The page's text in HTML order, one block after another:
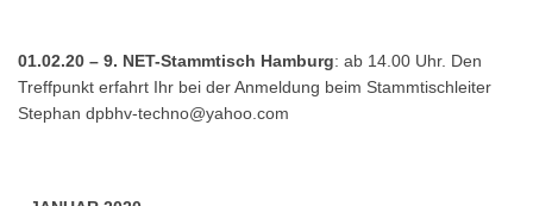
01.02.20 – 9. NET-Stammtisch Hamburg: ab 14.00 Uhr. Den
Treffpunkt erfahrt Ihr bei der Anmeldung beim Stammtischleiter
Stephan dpbhv-techno@yahoo.com